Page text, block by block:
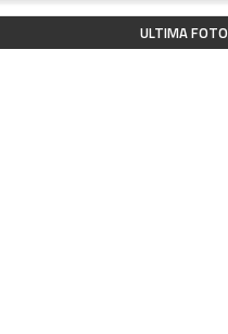
ULTIMA FOTO